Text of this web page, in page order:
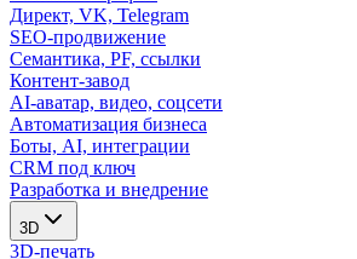
Директ, VK, Telegram
SEO-продвижение
Семантика, PF, ссылки
Контент-завод
AI-аватар, видео, соцсети
Автоматизация бизнеса
Боты, AI, интеграции
CRM под ключ
Разработка и внедрение
3D
3D-печать